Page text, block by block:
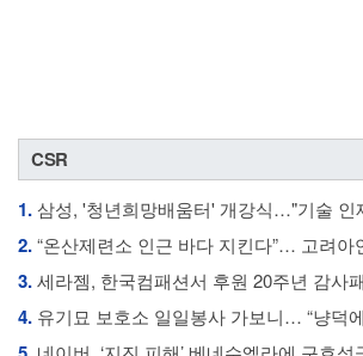
CSR
1.삼성, '청년희망배움터' 개강식…"기술 인
2.“온산제련소 인근 바다 지킨다”… 고려아
3.세라젬, 한국컴패션서 후원 20주년 감사
4. 유기묘 보호소 일일봉사 가보니… “냥덕